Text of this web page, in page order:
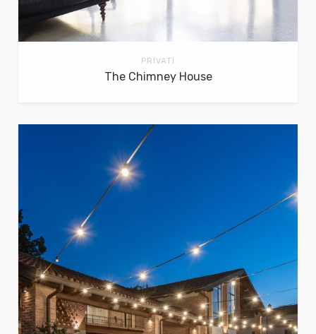
PRIVATI
The Chimney House